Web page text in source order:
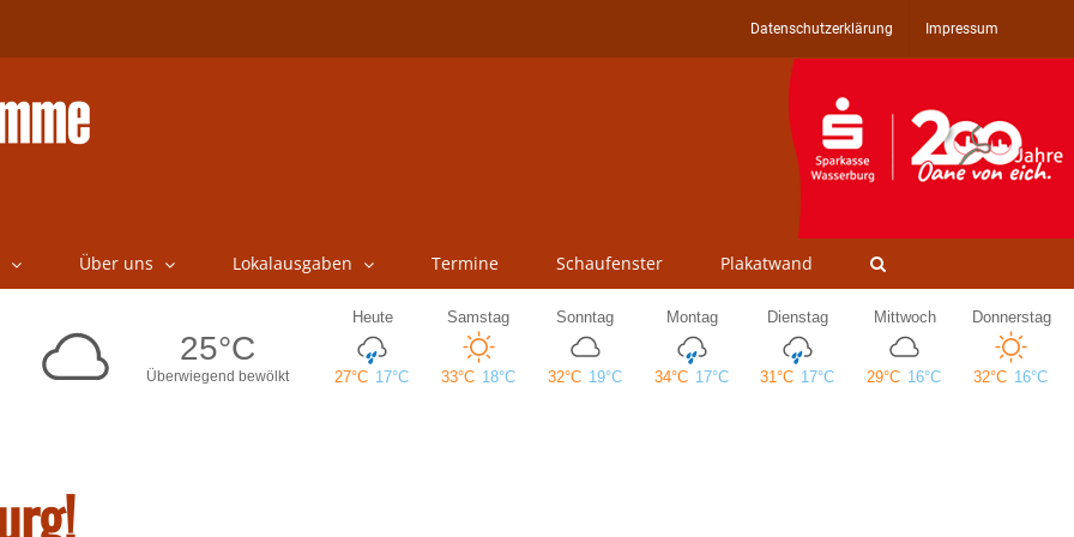
Datenschutzerklärung Impressum
Über uns Lokalausgaben Termine Schaufenster Plakatwand